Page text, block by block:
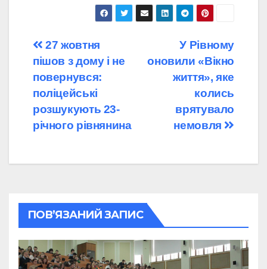
Навігація
записів
У Рівному
оновили «Вікно
життя», яке
колись
врятувало
немовля
27 жовтня
пішов з дому і не
повернувся:
поліцейські
розшукують 23-
річного рівнянина
ПОВ’ЯЗАНИЙ ЗАПИС